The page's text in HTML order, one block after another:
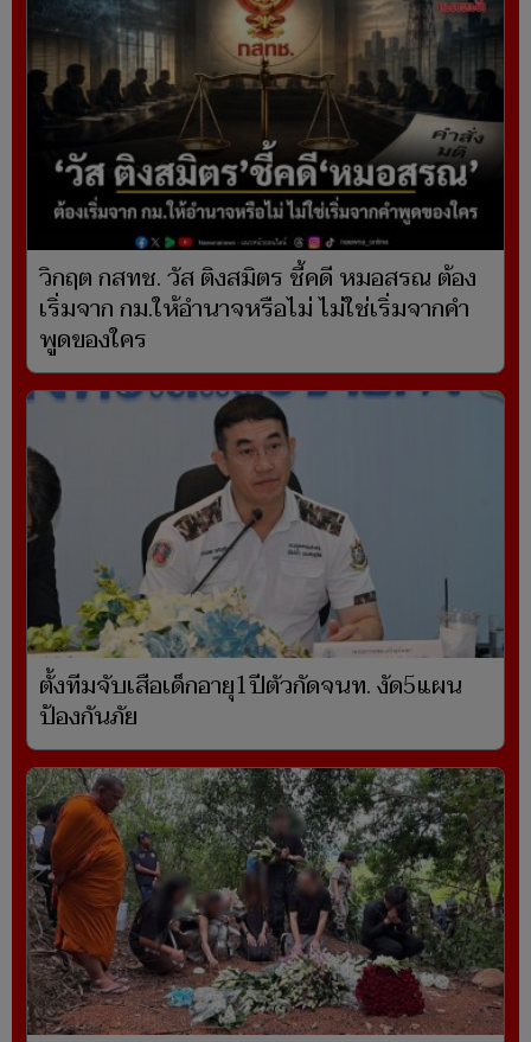
วิกฤต กสทช. วัส ติงสมิตร ชี้คดี หมอสรณ ต้อง
เริ่มจาก กม.ให้อำนาจหรือไม่ ไม่ใช่เริ่มจากคำ
พูดของใคร
ตั้งทีมจับเสือเด็กอายุ1ปีตัวกัดจนท. งัด5แผน
ป้องกันภัย